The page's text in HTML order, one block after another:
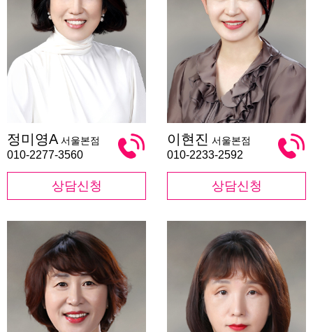
미
영
정미영A 서울본점
010-2277-3560
상담신청
현
진
이현진 서울본점
010-2233-2592
상담신청